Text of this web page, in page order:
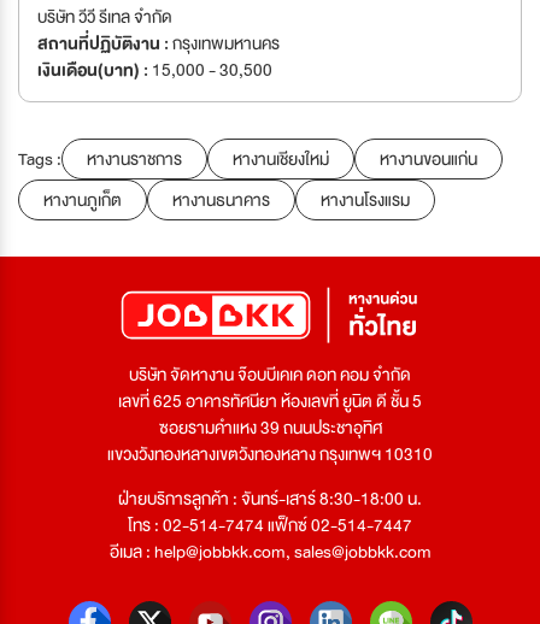
บริษัท วีวี รีเทล จำกัด
สถานที่ปฏิบัติงาน :กรุงเทพมหานคร
เงินเดือน(บาท) : 15,000 - 30,500
Tags : หางานราชการ หางานเชียงใหม่
หางานขอนแก่น
หางานภูเก็ต
หางานธนาคาร หางานโรงแรม
บริษัท จัดหางาน จ๊อบบีเคเค ดอท คอม จำกัด
เลขที่ 625 อาคารทัศนียา ห้องเลขที่ ยูนิต ดี ชั้น 5
ซอยรามคำแหง 39 ถนนประชาอุทิศ
แขวงวังทองหลางเขตวังทองหลาง กรุงเทพฯ 10310
ฝ่ายบริการลูกค้า : จันทร์-เสาร์ 8:30-18:00 น.
โทร : 02-514-7474 แฟ็กซ์ 02-514-7447
อีเมล :help@jobbkk.com,sales@jobbkk.com